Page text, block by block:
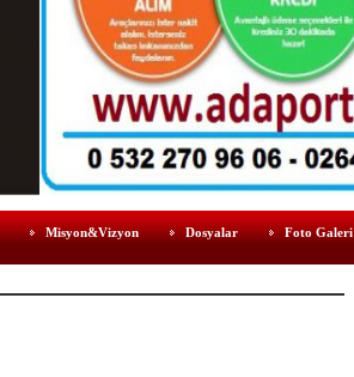
Misyon&Vizyon Dosyalar Foto Galeri